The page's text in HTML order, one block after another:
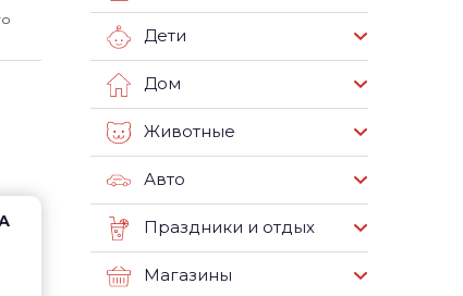
Дети
Дом
Животные
Авто
Праздники и отдых
Магазины